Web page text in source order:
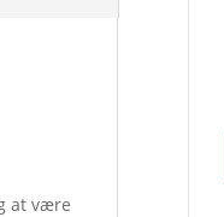
at være